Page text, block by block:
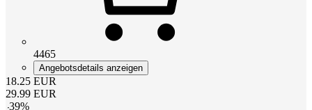
4465
Angebotsdetails anzeigen
18.25 EUR
29.99 EUR
-39%